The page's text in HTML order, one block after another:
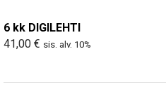
6 kk DIGILEHTI
41,00 € sis. alv. 10%